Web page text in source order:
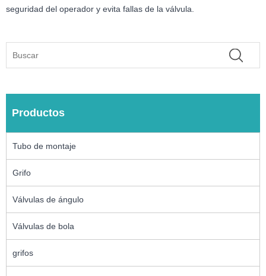
seguridad del operador y evita fallas de la válvula.
Productos
Tubo de montaje
Grifo
Válvulas de ángulo
Válvulas de bola
grifos